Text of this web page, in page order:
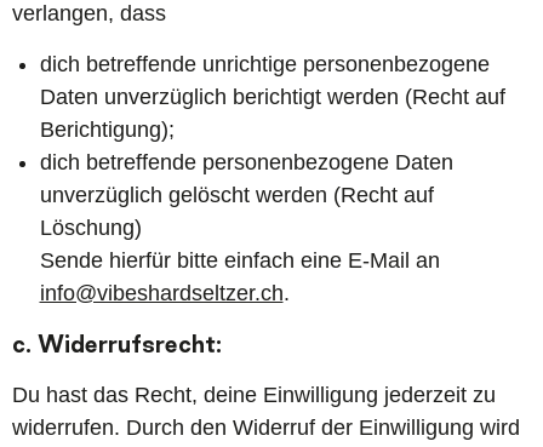
verlangen, dass
dich betreffende unrichtige personenbezogene
Daten unverzüglich berichtigt werden (Recht auf
Berichtigung);
dich betreffende personenbezogene Daten
unverzüglich gelöscht werden (Recht auf
Löschung)
Sende hierfür bitte einfach eine E-Mail an
info@vibeshardseltzer.ch.
c. Widerrufsrecht:
Du hast das Recht, deine Einwilligung jederzeit zu
widerrufen. Durch den Widerruf der Einwilligung wird